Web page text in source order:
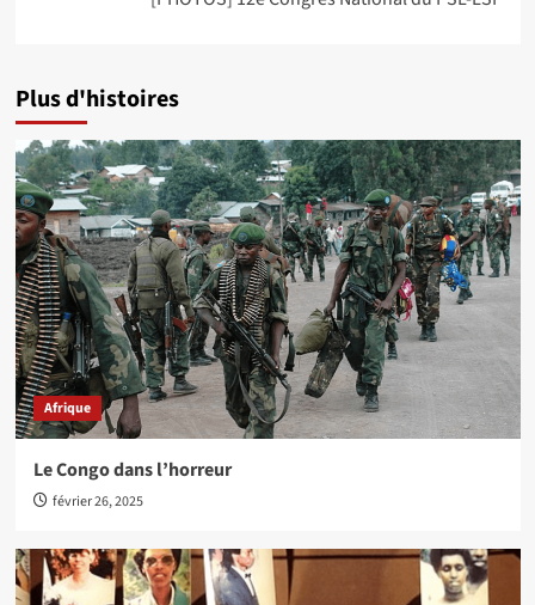
Plus d'histoires
Afrique
Le Congo dans l’horreur
février 26, 2025